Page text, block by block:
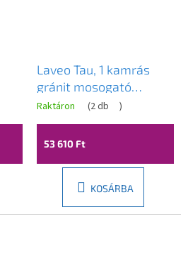
Laveo Tau, 1 kamrás
gránit mosogató
700x500x215 mm, bézs,
LAV-SBT_4107
Raktáron (2 db )
53 610 Ft
KOSÁRBA